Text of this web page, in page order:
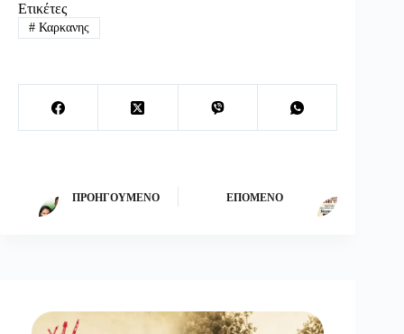
Ετικέτες
#Καρκανης
ΠΡΟΗΓΟΎΜΕΝΟ ΕΠΌΜΕΝΟ